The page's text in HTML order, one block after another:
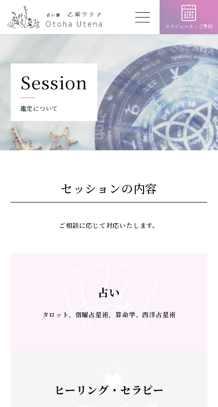
スケジュール・ ご予約
Session
鑑定について
セッションの内容
ご相談に応じて対応いたします。
占い
タロット、宿曜占星術、算命学、西洋占星術
ヒーリング・セラピー